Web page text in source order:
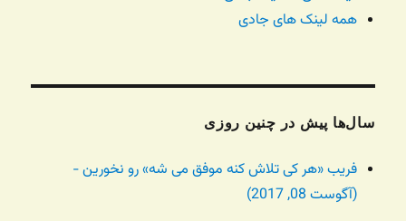
همه لینک های جادی
سال‌ها پیش در چنین روزی
فریب «هر کی تلاش کنه موفق می شه» رو نخورین -
(آگوست 08, 2017)